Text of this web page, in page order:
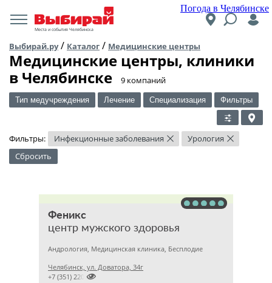
Погода в Челябинске
Места и события Челябинска
Выбирай.ру/ Каталог / Медицинские центры
Медицинские центры, клиники
в Челябинске
​9 компаний
Тип медучреждения Лечение Специализация Фильтры
Фильтры: Инфекционные заболевания × Урология ×
Сбросить
Феникс
центр мужского здоровья
Андрология, Медицинская клиника, Бесплодие
Челябинск, ул. Доватора, 34г

+7 (351) 2201307